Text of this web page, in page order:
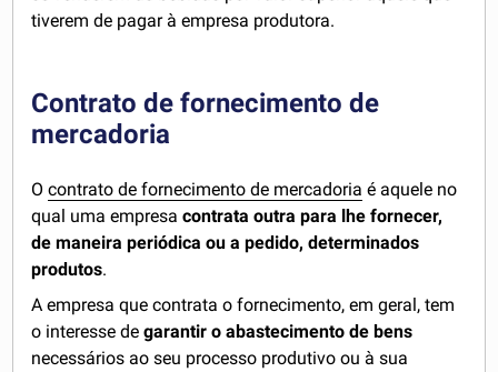
tiverem de pagar à empresa produtora.
Contrato de fornecimento de
mercadoria
Ocontrato de fornecimento de mercadoria é aquele no
qual uma empresacontrata outra para lhe fornecer,
de maneira periódica ou a pedido, determinados
produtos.
A empresa que contrata o fornecimento, em geral, tem
o interesse degarantir o abastecimento de bens
necessários ao seu processo produtivo ou à sua